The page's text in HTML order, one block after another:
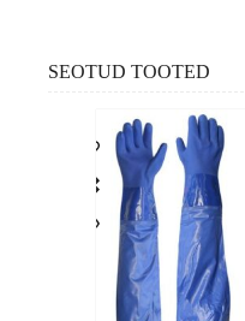
SEOTUD TOOTED